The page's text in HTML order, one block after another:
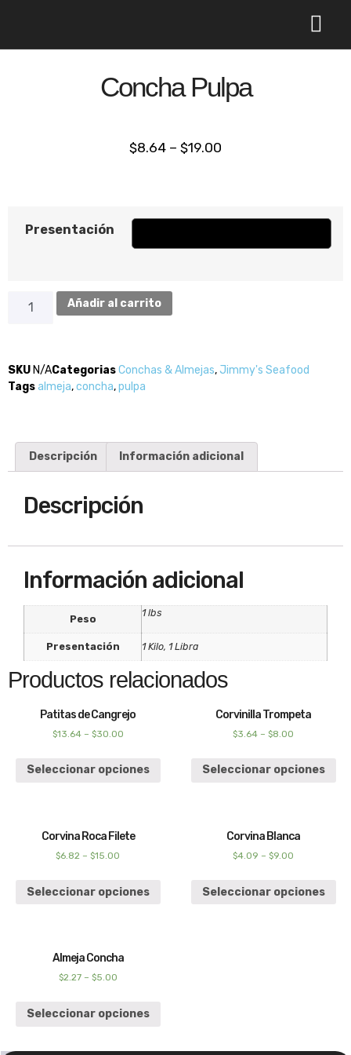
Concha Pulpa
$8.64 – $19.00
Presentación
Añadir al carrito
SKU N/ACategoriasConchas & Almejas, Jimmy's Seafood
Tagsalmeja,concha,pulpa
Descripción Información adicional
Descripción
Información adicional
Peso
1 lbs
Presentación 1 Kilo, 1 Libra
Productos relacionados
Patitas de Cangrejo
$13.64– $30.00
Seleccionar opciones
Corvinilla Trompeta
$3.64 – $8.00
Seleccionar opciones
Corvina Roca Filete
$6.82 – $15.00
Seleccionar opciones
Corvina Blanca
$4.09 – $9.00
Seleccionar opciones
Almeja Concha
$2.27– $5.00
Seleccionar opciones